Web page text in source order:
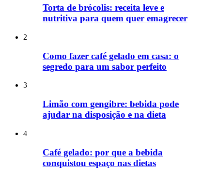
Torta de brócolis: receita leve e
nutritiva para quem quer emagrecer
2
Como fazer café gelado em casa: o
segredo para um sabor perfeito
3
Limão com gengibre: bebida pode
ajudar na disposição e na dieta
4
Café gelado: por que a bebida
conquistou espaço nas dietas